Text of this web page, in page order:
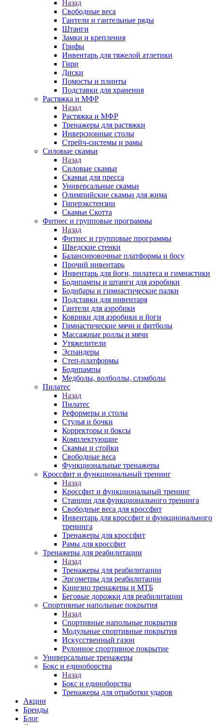
Назад
Свободные веса
Гантели и гантельные ряды
Штанги
Замки и крепления
Грифы
Инвентарь для тяжелой атлетики
Гири
Диски
Помосты и плинты
Подставки для хранения
Растяжка и МФР
Назад
Растяжка и МФР
Тренажеры для растяжки
Инверсионные столы
Стрейч-системы и рамы
Силовые скамьи
Назад
Силовые скамьи
Скамьи для пресса
Универсальные скамьи
Олимпийские скамьи для жима
Гиперэкстензии
Скамьи Скотта
Фитнес и групповые программы
Назад
Фитнес и групповые программы
Шведские стенки
Балансировочные платформы и босу
Прочий инвентарь
Инвентарь для йоги, пилатеса и гимнастики
Бодипампы и штанги для аэробики
Бодибары и гимнастические палки
Подставки для инвентаря
Гантели для аэробики
Коврики для аэробики и йоги
Гимнастические мячи и фитболы
Массажные роллы и мячи
Утяжелители
Эспандеры
Степ-платформы
Бодипампы
Медболы, волболлы, слэмболы
Пилатес
Назад
Пилатес
Реформеры и столы
Стулья и бочки
Корректоры и боксы
Комплектующие
Скамьи и стойки
Свободные веса
Функциональные тренажеры
Кроссфит и функциональный тренинг
Назад
Кроссфит и функциональный тренинг
Станции для функционального тренинга
Свободные веса для кроссфит
Инвентарь для кроссфит и функционального
тренинга
Тренажеры для кроссфит
Рамы для кроссфит
Тренажеры для реабилитации
Назад
Тренажеры для реабилитации
Эргометры для реабилитации
Кинезио тренажеры и МТБ
Беговые дорожки для реабилитации
Спортивные напольные покрытия
Назад
Спортивные напольные покрытия
Модульные спортивные покрытия
Искусственный газон
Рулонное спортивное покрытие
Универсальные тренажеры
Бокс и единоборства
Назад
Бокс и единоборства
Тренажеры для отработки ударов
Акции
Бренды
Блог